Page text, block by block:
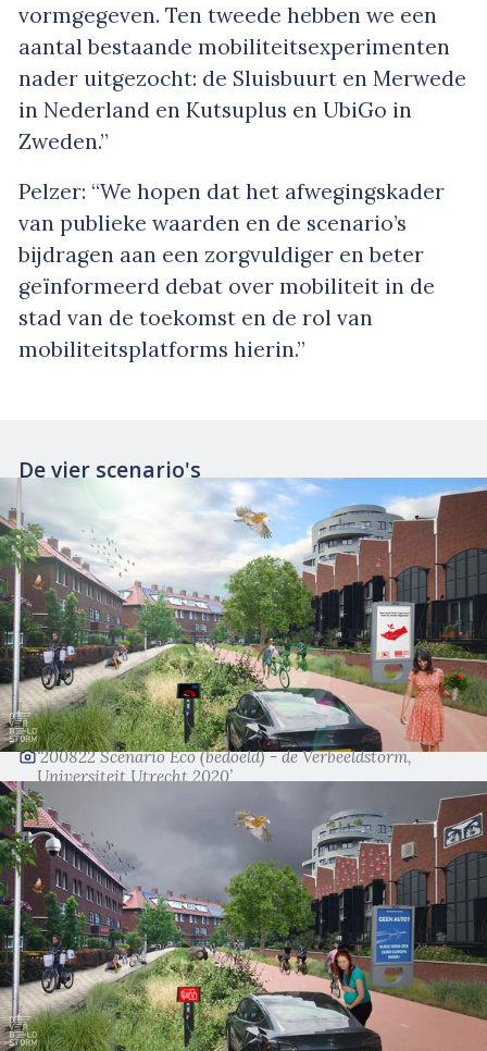
vormgegeven. Ten tweede hebben we een
aantal bestaande mobiliteitsexperimenten
nader uitgezocht: de Sluisbuurt en Merwede
in Nederland en Kutsuplus en UbiGo in
Zweden.”
Pelzer: “We hopen dat het afwegingskader
van publieke waarden en de scenario’s
bijdragen aan een zorgvuldiger en beter
geïnformeerd debat over mobiliteit in de
stad van de toekomst en de rol van
mobiliteitsplatforms hierin.”
De vier scenario's
‘200822 Scenario Eco (bedoeld) - de Verbeeldstorm,
Universiteit Utrecht 2020’